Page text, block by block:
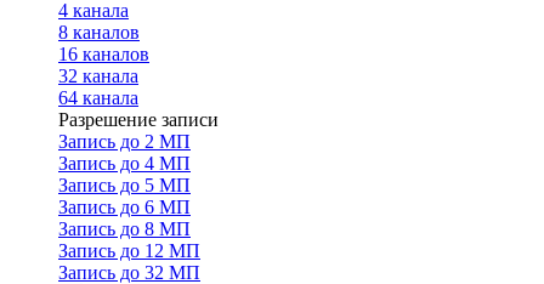
4 канала
8 каналов
16 каналов
32 канала
64 канала
Разрешение записи
Запись до 2 МП
Запись до 4 МП
Запись до 5 МП
Запись до 6 МП
Запись до 8 МП
Запись до 12 МП
Запись до 32 МП